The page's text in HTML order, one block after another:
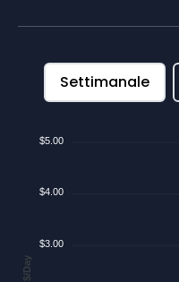
Settimanale
$5.00
$4.00
$3.00
$/Day